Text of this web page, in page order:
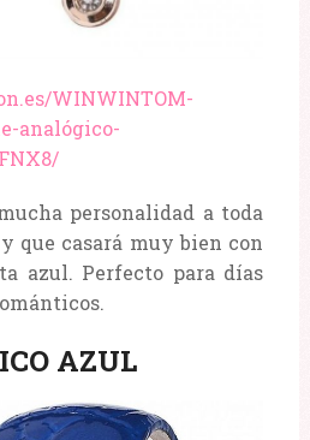
WINWINTOM-
analógico-
personalidad a toda
que casará muy bien con
azul. Perfecto para días
AZUL